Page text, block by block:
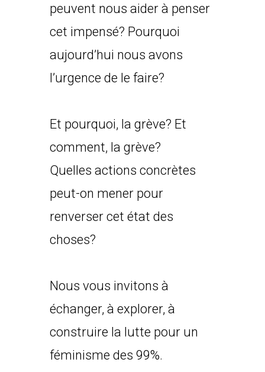
peuvent nous aider à penser
cet impensé? Pourquoi
aujourd’hui nous avons
l’urgence de le faire?
Et pourquoi, la grève? Et
comment, la grève?
Quelles actions concrètes
peut-on mener pour
renverser cet état des
choses?
Nous vous invitons à
échanger, à explorer, à
construire la lutte pour un
féminisme des 99%.